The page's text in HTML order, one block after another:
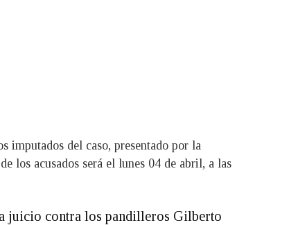
imputados del caso, presentado por la
los acusados será el lunes 04 de abril, a las
juicio contra los pandilleros Gilberto